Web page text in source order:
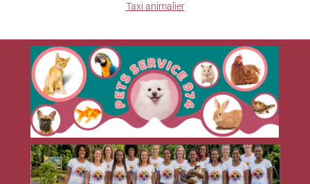
Taxi animalier